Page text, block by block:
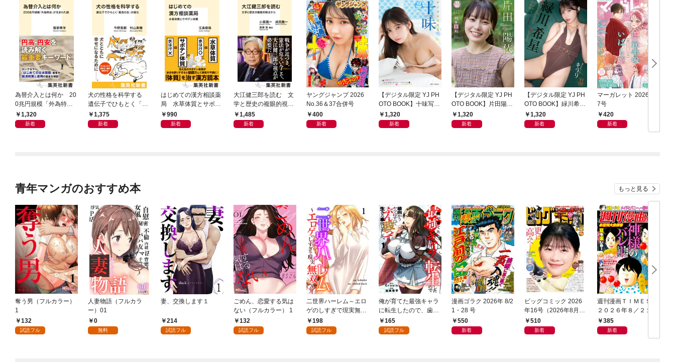
為替介入とは何か 20
0兆円規模「外為特
会」が生まれた謎
1,320
新着
犬の性格を科学する
遺伝子でひもとく「最
良の友」の進化
1,375
新着
はじめての漢方相談薬
局 水草体質とサボテ
ン体質
990
新着
大江健三郎を読む 文
学と歴史の複眼的視点
から1,485
新着
ヤングジャンプ 2026
No.36＆37合併号
400
新着
【デジタル限定 YJ PH
OTO BOOK】十味写真
集「続・『ぽみ』！？
どこでもトレイン・ベ
1,320
新着
【デジタル限定 YJ PH
OTO BOOK】片田陽依
写真集「羽色日和」
1,320
新着
【デジタル限定 YJ PH
OTO BOOK】緑川希星
写真集「きらら、キラ
リ」
1,320
新着
マーガレット 2026年1
7号
420
新着
青年マンガのおすすめ本 もっと見る
奪う男（フルカラー）
1
132
試読フル
人妻物語（フルカラ
ー）01
0
無料
妻、交換します１
214
試読フル
ごめん、恋愛する気は
ない（フルカラー） 1
132
試読フル
二世界ハーレム～エロ
ゲのしすぎで現実無双
～１198
試読フル
俺が育てた最強キャラ
に転生したので、歯向
かうヤツはすべてぶん
殴って生きる事にしま
165
試読フル
漫画ゴラク 2026年 8/2
1・28 号
550
新着
ビッグコミック 2026
年16号（2026年8月7
日発売）
510
新着
週刊漫画ＴＩＭＥＳ
２０２６年８／２１・
２８合併号
385
新着